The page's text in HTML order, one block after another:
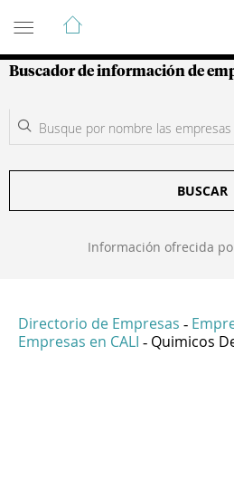
Guía de Empresas
Buscador de información de
BUSCAR
Información ofrecida
Directorio de Empresas -
Empresas en CALI - Quimicos